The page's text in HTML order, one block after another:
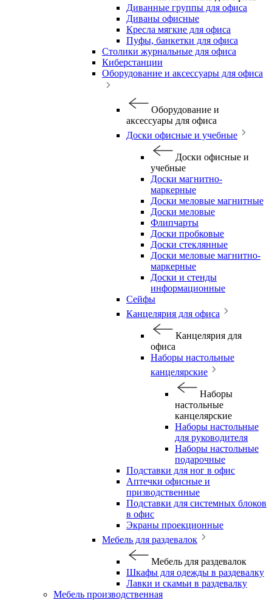
Диванные группы для офиса
Диваны офисные
Кресла мягкие для офиса
Пуфы, банкетки для офиса
Столики журнальные для офиса
Киберстанции
Оборудование и аксессуары для офиса
Оборудование и
аксессуары для офиса
Доски офисные и учебные
Доски офисные и
учебные
Доски магнитно-
маркерные
Доски меловые магнитные
Доски меловые
Флипчарты
Доски пробковые
Доски стеклянные
Доски меловые магнитно-
маркерные
Доски и стенды
информационные
Сейфы
Канцелярия для офиса
Канцелярия для
офиса
Наборы настольные
канцелярские
Наборы
настольные
канцелярские
Наборы настольные
для руководителя
Наборы настольные
подарочные
Подставки для ног в офис
Аптечки офисные и
призводственные
Подставки для системных блоков
в офис
Экраны проекционные
Мебель для раздевалок
Мебель для раздевалок
Шкафы для одежды в раздевалку
Лавки и скамьи в раздевалку
Мебель производственная